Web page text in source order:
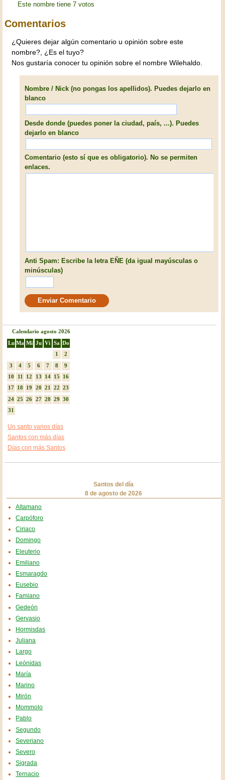
Este nombre tiene 7 votos
Comentarios
¿Quieres dejar algún comentario u opinión sobre este
nombre?, ¿Es el tuyo?
Nos gustaría conocer tu opinión sobre el nombre Wilehaldo.
Nombre / Nick (no pongas los apellidos). Puedes dejarlo en
blanco
Desde donde (puedes poner la ciudad, país, ...). Puedes
dejarlo en blanco
Comentario (esto sí que es obligatorio). No se permiten
enlaces.
Anti Spam: Escribe la letra EÑE (da igual mayúsculas o
minúsculas)
Calendario agosto 2026
Lu Ma Mi Ju Vi Sa Do
1
2
3
4 5 6 7 8
9
10
11 12 13 14 15
16
17 18 19 20 21 22
23
24 25 26 27 28 29
30
31
Un santo varios días
Santos con más días
Días con más Santos
Santos del día
8 de agosto de 2026
Altamano
Carpóforo
Ciriaco
Domingo
Eleuterio
Emiliano
Esmaragdo
Eusebio
Famiano
Gedeón
Gervasio
Hormisdas
Juliana
Largo
Leónidas
María
Marino
Mirón
Mommolo
Pablo
Segundo
Severiano
Severo
Sigrada
Ternacio